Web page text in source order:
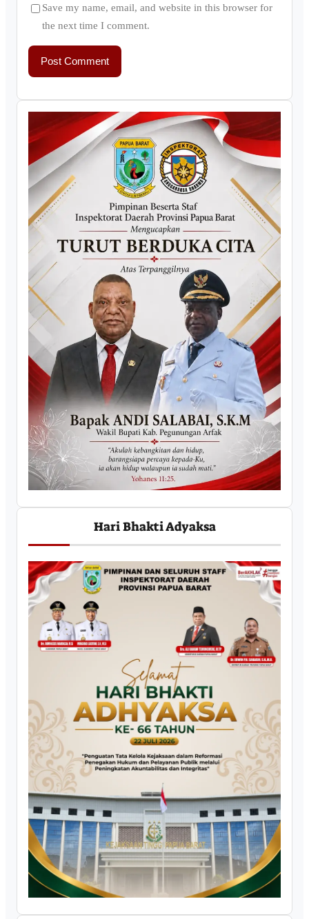
Save my name, email, and website in this browser for
the next time I comment.
Hari Bhakti Adyaksa